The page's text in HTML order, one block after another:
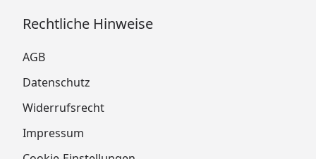
Rechtliche Hinweise
AGB
Datenschutz
Widerrufsrecht
Impressum